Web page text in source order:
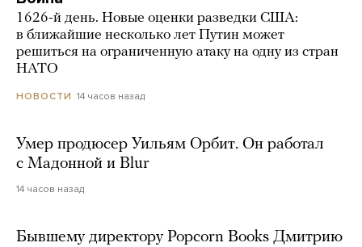
1626-й день. Новые оценки разведки США:
в ближайшие несколько лет Путин может
решиться на ограниченную атаку на одну из стран
НАТО
НОВОСТИ 14 часов назад
Умер продюсер Уильям Орбит. Он работал
с Мадонной и Blur
14 часов назад
Бывшему директору Popcorn Books Дмитрию